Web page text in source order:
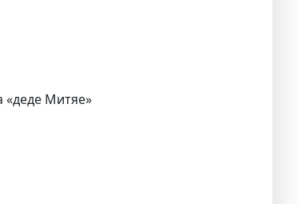
«деде Митяе»